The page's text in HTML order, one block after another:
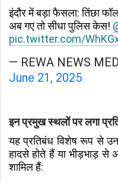
इंदौर में बड़ा फैसला: तिंछा
अब गए तो सीधा पुलिस केस!
pic.twitter.com/
— REWA NEWS
June 21, 2025
इन प्रमुख स्थलों पर लगा
यह प्रतिबंध विशेष रूप से
हादसे होते हैं या भीड़भाड़
शामिल हैं: